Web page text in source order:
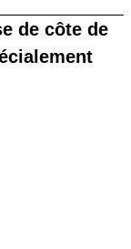
de côte de